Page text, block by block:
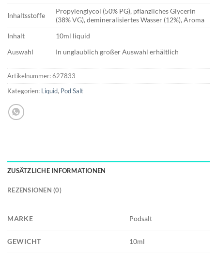
Inhaltsstoffe
Propylenglycol (50% PG), pflanzliches Glycerin
(38% VG), demineralisiertes Wasser (12%), Aroma
Inhalt
10ml liquid
Auswahl
In unglaublich großer Auswahl erhältlich
Artikelnummer:627833
Kategorien: Liquid, Pod Salt
ZUSÄTZLICHE INFORMATIONEN
REZENSIONEN (0)
MARKE Podsalt
GEWICHT 10ml